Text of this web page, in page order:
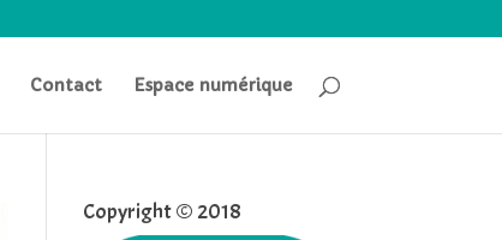
Contact Espace numérique
Copyright © 2018